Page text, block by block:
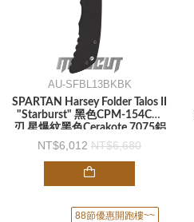
AU-SFBL13BKBK
SPARTAN Harsey Folder Talos II
"Starburst" 黑色CPM-154CM
刃 星爆紋黑色Cerakote 7075鋁
合金柄 -折刀
6,012 6,680
88節優惠開跑樓~~